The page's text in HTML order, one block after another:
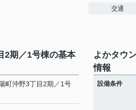
交通
2期／1号棟の基本
町沖野3丁目2期／1号
よかタウ
情報
設備条件